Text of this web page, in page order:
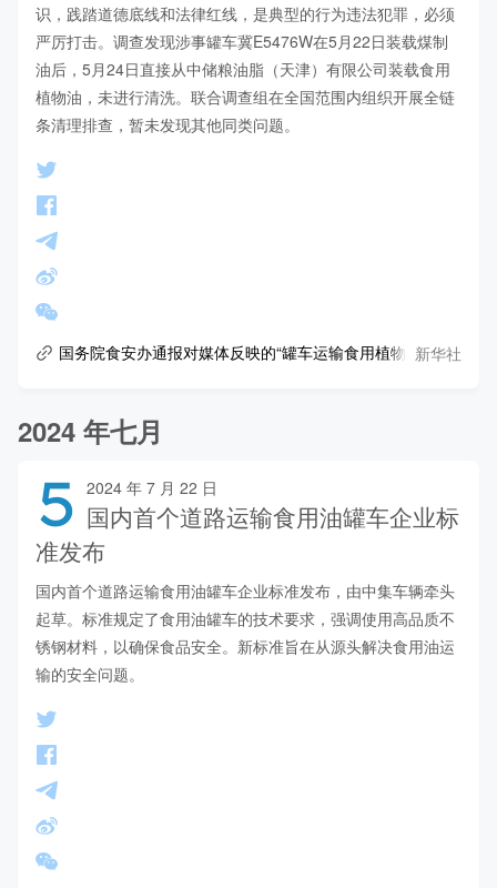
识，践踏道德底线和法律红线，是典型的行为违法犯罪，必须
严厉打击。调查发现涉事罐车冀E5476W在5月22日装载煤制
油后，5月24日直接从中储粮油脂（天津）有限公司装载食用
植物油，未进行清洗。联合调查组在全国范围内组织开展全链
条清理排查，暂未发现其他同类问题。
国务院食安办通报对媒体反映的“罐车运输食用植物油乱象问题”
新华社
2024 年七月
5 2024 年 7 月 22 日
国内首个道路运输食用油罐车企业标
准发布
国内首个道路运输食用油罐车企业标准发布，由中集车辆牵头
起草。标准规定了食用油罐车的技术要求，强调使用高品质不
锈钢材料，以确保食品安全。新标准旨在从源头解决食用油运
输的安全问题。